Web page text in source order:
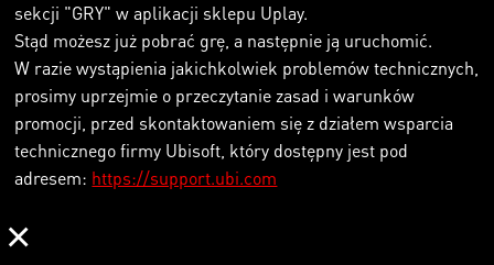
sekcji "GRY" w aplikacji sklepu Uplay.
Stąd możesz już pobrać grę, a następnie ją uruchomić.
W razie wystąpienia jakichkolwiek problemów technicznych,
prosimy uprzejmie o przeczytanie zasad i warunków
promocji, przed skontaktowaniem się z działem wsparcia
technicznego firmy Ubisoft, który dostępny jest pod
adresem: https://support.ubi.com
×